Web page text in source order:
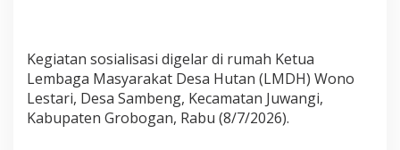
Kegiatan sosialisasi digelar di rumah Ketua
Lembaga Masyarakat Desa Hutan (LMDH) Wono
Lestari, Desa Sambeng, Kecamatan Juwangi,
Kabupaten Grobogan, Rabu (8/7/2026).